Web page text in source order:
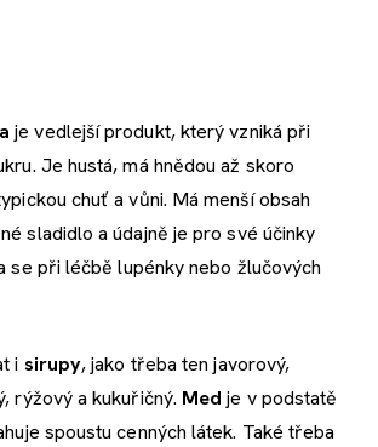
je vedlejší produkt, který vzniká při
Je hustá, má hnědou až skoro
chuť a vůni. Má menší obsah
sladidlo a údajně je pro své účinky
se při léčbě lupénky nebo žlučových
i sirupy, jako třeba ten javorový,
rýžový a kukuřičný. Med je v podstatě
spoustu cenných látek. Také třeba